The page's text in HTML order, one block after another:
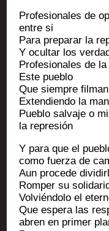
Pro­fe­sio­nales de
entre si
Para pre­pa­rar la
Y ocul­tar los
Pro­fe­sio­nales de
Este pueblo
Que siempre
Exten­dien­do la
Pue­blo sal­vaje o
la represión
Y para que el
como fuer­za de
Aun pro­cede
Rom­per su
Vol­vién­do­lo el
Que espe­ra las
abren en pri­mer